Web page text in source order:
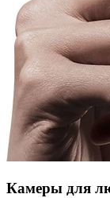
Камеры для